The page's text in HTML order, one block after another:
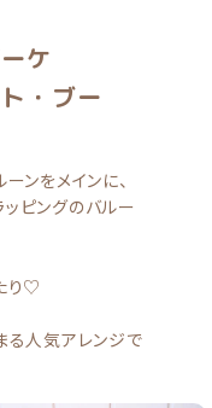
ケ
・ブー
ンをメインに、
ピングのバルー
り♡
る人気アレンジで